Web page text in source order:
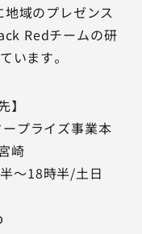
地域のプレゼンス
Redチームの研
います。
】
プライズ事業本
崎
～18時半/土日